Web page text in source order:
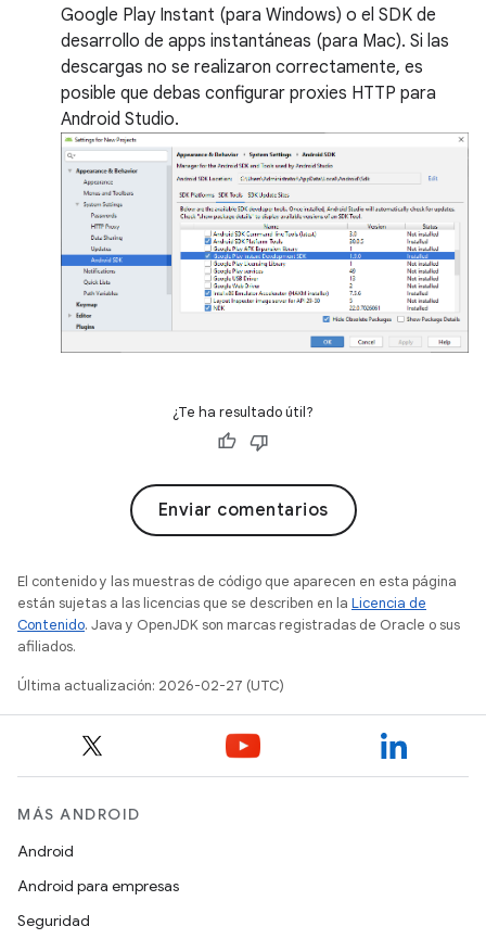
Google Play Instant (para Windows) o el SDK de
desarrollo de apps instantáneas (para Mac). Si las
descargas no se realizaron correctamente, es
posible que debas configurar proxies HTTP para
Android Studio.
¿Te ha resultado útil?
Enviar comentarios
El contenido y las muestras de código que aparecen en esta página
están sujetas a las licencias que se describen en la Licencia de
Contenido. Java y OpenJDK son marcas registradas de Oracle o sus
afiliados.
Última actualización: 2026-02-27 (UTC)
MÁS ANDROID
Android
Android para empresas
Seguridad